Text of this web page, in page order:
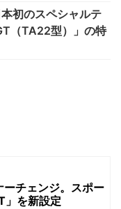
初のスペシャルテ
（TA22型）」の特
ーチェンジ。スポー
」を新設定